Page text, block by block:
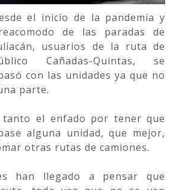
el inicio de la pandemia y
de las paradas de
usuarios de la ruta de
Cañadas-Quintas, se
con las unidades ya que no
parte.
tanto el enfado por tener que
alguna unidad, que mejor,
otras rutas de camiones.
han llegado a pensar que